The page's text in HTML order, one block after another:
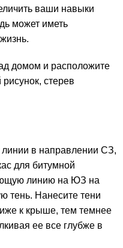
ваши навыки
может иметь
домом и расположите
рисунок, стерев
в направлении СЗ,
для битумной
линию на ЮЗ на
тень. Нанесите тени
к крыше, тем темнее
ее все глубже в